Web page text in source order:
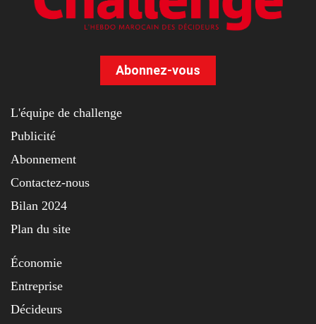
Abonnez-vous
L'équipe de challenge
Publicité
Abonnement
Contactez-nous
Bilan 2024
Plan du site
Économie
Entreprise
Décideurs